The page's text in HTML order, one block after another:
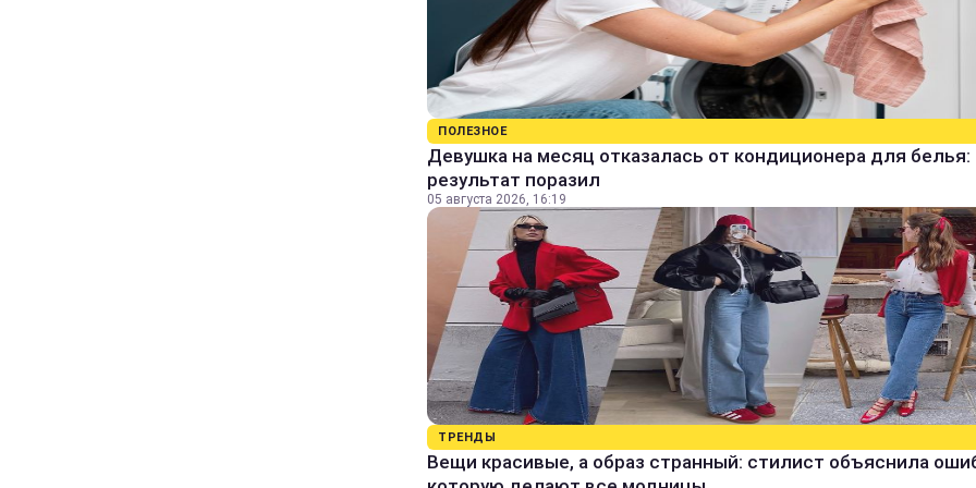
ПОЛЕЗНОЕ
Девушка на месяц отказалась от кондиционера для белья:
результат поразил
05 августа 2026, 16:19
ТРЕНДЫ
Вещи красивые, а образ странный: стилист объяснила